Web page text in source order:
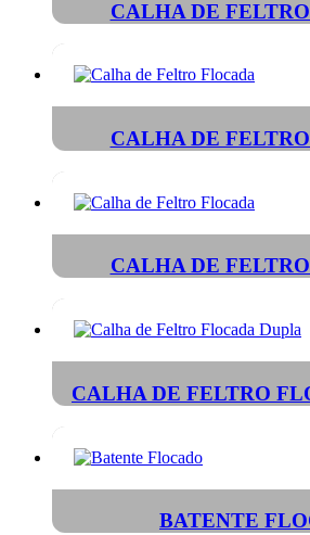
CALHA DE
CALHA DE
CALHA DE
CALHA DE FELTRO
BATENTE